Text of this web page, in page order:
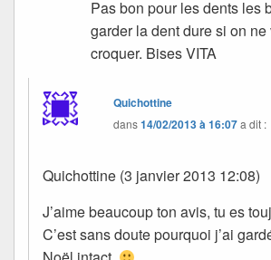
Pas bon pour les dents les
garder la dent dure si on
croquer. Bises VITA
Quichottine
dans14/02/2013 à 16:07a dit :
Quichottine (3 janvier 2013 12:08)
J’aime beaucoup ton avis, tu es
C’est sans doute pourquoi j’ai